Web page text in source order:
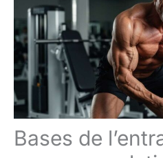
Bases de